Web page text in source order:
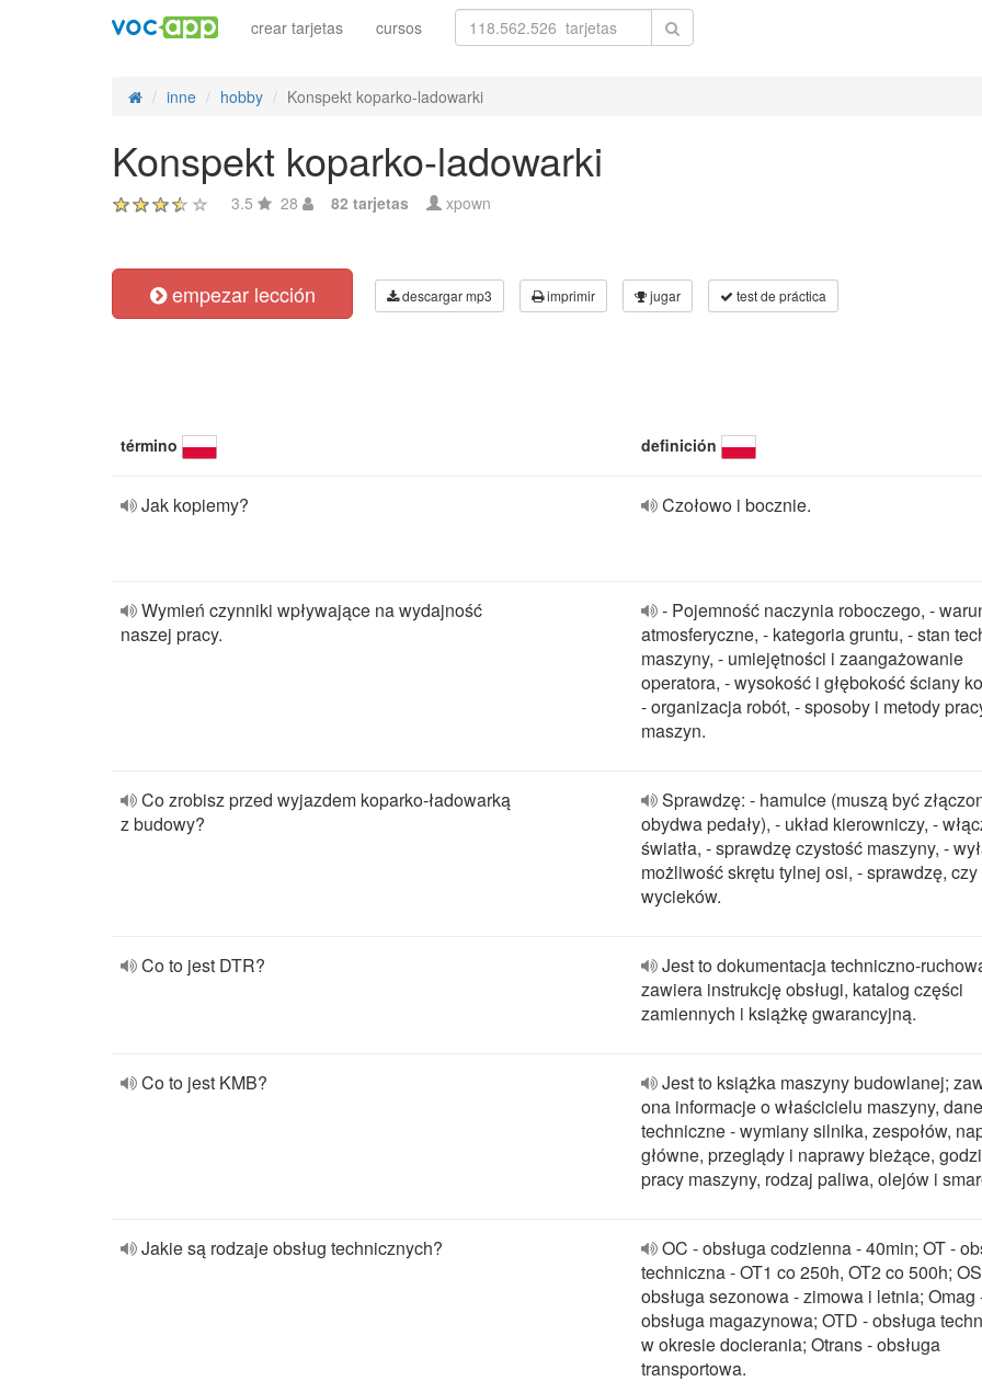
crear tarjetas cursos
inne hobby Konspekt koparko-ladowarki
Konspekt koparko-ladowarki
3.5 28 82 tarjetas xpown
empezar lección descargar mp3 imprimir jugar test de práctica
término definición
Jak kopiemy? Czołowo i bocznie.
Wymień czynniki wpływające na wydajność
naszej pracy.
- Pojemność naczynia roboczego, -
atmosferyczne, - kategoria gruntu, - stan
maszyny, - umiejętności i zaangażowanie
operatora, - wysokość i głębokość ściany
- organizacja robót, - sposoby i metody
maszyn.
Co zrobisz przed wyjazdem koparko-ładowarką
z budowy?
Sprawdzę: - hamulce (muszą być
obydwa pedały), - układ kierowniczy, -
światła, - sprawdzę czystość maszyny, -
możliwość skrętu tylnej osi, - sprawdzę,
wycieków.
Co to jest DTR?
Jest to dokumentacja techniczno-
zawiera instrukcję obsługi, katalog części
zamiennych i książkę gwarancyjną.
Co to jest KMB?
Jest to książka maszyny budowlanej;
ona informacje o właścicielu maszyny, dane
techniczne - wymiany silnika, zespołów,
główne, przeglądy i naprawy bieżące,
pracy maszyny, rodzaj paliwa, olejów i
Jakie są rodzaje obsług technicznych?
OC - obsługa codzienna - 40min; OT -
techniczna - OT1 co 250h, OT2 co 500h;
obsługa sezonowa - zimowa i letnia; Omag
obsługa magazynowa; OTD - obsługa
w okresie docierania; Otrans - obsługa
transportowa.